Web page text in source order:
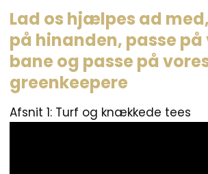
Lad os hjælpes ad
på hinanden, passe på
bane og passe på
greenkeepere
Afsnit 1: Turf og knækkede tees​